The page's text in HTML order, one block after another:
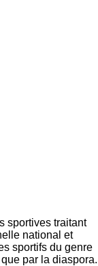
sportives traitant
national et
sportifs du genre
par la diaspora.